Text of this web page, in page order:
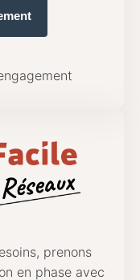
prenons
en phase avec